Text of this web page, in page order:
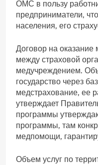
ОМС в пользу
предприниматели,
населения, его
Договор на
между страховой
медучреждением.
государство через
медстрахование, ее
утверждает
программы
программы, там
медпомощи,
Объем услуг по